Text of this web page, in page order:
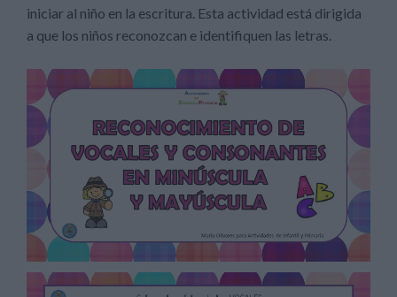
iniciar al niño en la escritura. Esta actividad está dirigida
a que los niños reconozcan e identifiquen las letras.